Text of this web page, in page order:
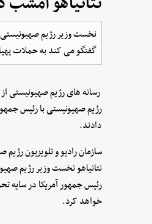
نخست وزیر رژیم صهیونیستی
گفتگو می کند به حملات
رسانه های رژیم صهیونیستی
رژیم صهیونیستی با رئیس
دادند.
سازمان رادیو و تلویزیون
نتانیاهو نخست وزیر رژیم
رئیس جمهور آمریکا در سایه
خواهد کرد.